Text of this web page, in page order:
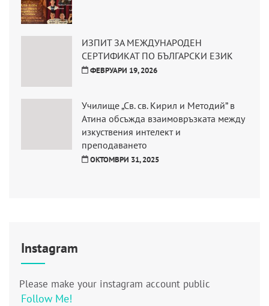
ИЗПИТ ЗА МЕЖДУНАРОДЕН
СЕРТИФИКАТ ПО БЪЛГАРСКИ ЕЗИК
ФЕВРУАРИ 19, 2026
Училище „Св. св. Кирил и Методий” в
Атина обсъжда взаимовръзката между
изкуствения интелект и
преподаването
ОКТОМВРИ 31, 2025
Instagram
Please make your instagram account public
Follow Me!